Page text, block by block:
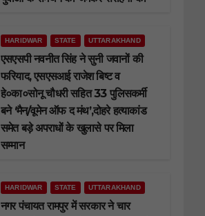
HARIDWAR STATE UTTARAKHAND
एसएसपी नवनीत सिंह ने सुनी जवानों की
फरियाद, एसएसआई राजेश बिष्ट व
हे०का०सोनू चौधरी सहित 33 पुलिसकर्मी
बने ‘मैन/वूमेन ऑफ द मंथ’,दोहरे हत्याकांड
समेत बड़े अपराधों के खुलासे पर मिला
सम्मान
HARIDWAR STATE UTTARAKHAND
नगर पंचायत रामपुर में सरकार ने चार